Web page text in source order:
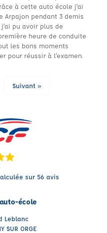
à cette auto école j’ai
Arpajon pendant 3 demis
pu avoir plus de
heure de conduite
les bons moments
pour réussir à l’examen.
Suivant »
sur 56 avis
école
Leblanc
SUR ORGE